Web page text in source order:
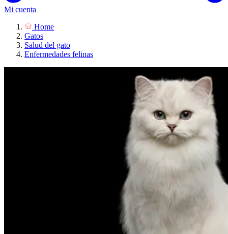
Mi cuenta
Home
Gatos
Salud del gato
Enfermedades felinas